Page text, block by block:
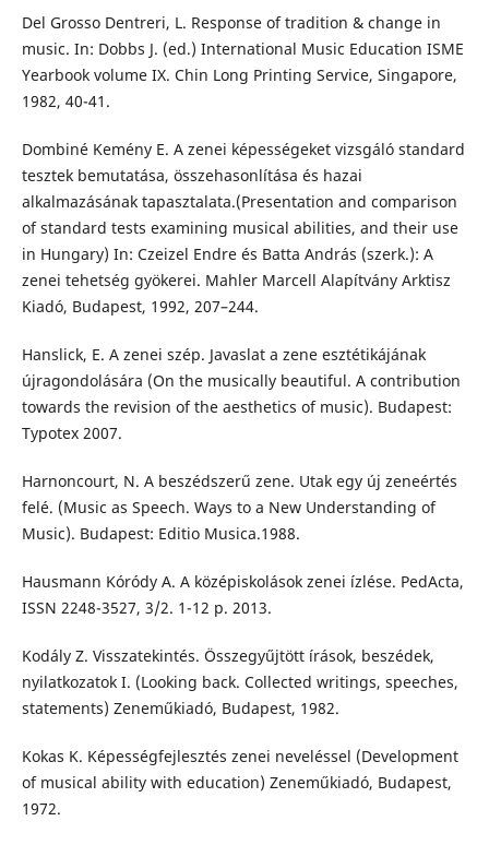
Del Grosso Dentreri, L. Response of tradition & change in
music. In: Dobbs J. (ed.) International Music Education ISME
Yearbook volume IX. Chin Long Printing Service, Singapore,
1982, 40-41.
Dombiné Kemény E. A zenei képességeket vizsgáló standard
tesztek bemutatása, összehasonlítása és hazai
alkalmazásának tapasztalata.(Presentation and comparison
of standard tests examining musical abilities, and their use
in Hungary) In: Czeizel Endre és Batta András (szerk.): A
zenei tehetség gyökerei. Mahler Marcell Alapítvány Arktisz
Kiadó, Budapest, 1992, 207–244.
Hanslick, E. A zenei szép. Javaslat a zene esztétikájának
újragondolására (On the musically beautiful. A contribution
towards the revision of the aesthetics of music). Budapest:
Typotex 2007.
Harnoncourt, N. A beszédszerű zene. Utak egy új zeneértés
felé. (Music as Speech. Ways to a New Understanding of
Music). Budapest: Editio Musica.1988.
Hausmann Kóródy A. A középiskolások zenei ízlése. PedActa,
ISSN 2248-3527, 3/2. 1-12 p. 2013.
Kodály Z. Visszatekintés. Összegyűjtött írások, beszédek,
nyilatkozatok I. (Looking back. Collected writings, speeches,
statements) Zeneműkiadó, Budapest, 1982.
Kokas K. Képességfejlesztés zenei neveléssel (Development
of musical ability with education) Zeneműkiadó, Budapest,
1972.